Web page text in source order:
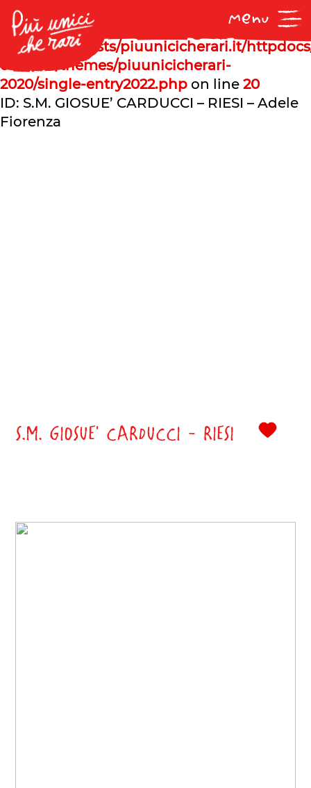
Notice : Undefined offset: 1 in
/var/www/vhosts/piuunicicherari.it/
content/themes/piuunicicherari-
2020/single-entry2022.php on line 20
ID: S.M. GIOSUE’ CARDUCCI – RIESI – Adele
Fiorenza
S.M. GIOSUE' CARDUCCI - RIESI